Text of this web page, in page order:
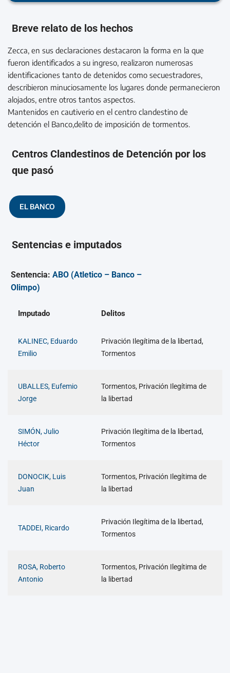
Breve relato de los hechos
Zecca, en sus declaraciones destacaron la forma en la que
fueron identificados a su ingreso, realizaron numerosas
identificaciones tanto de detenidos como secuestradores,
describieron minuciosamente los lugares donde permanecieron
alojados, entre otros tantos aspectos.
Mantenidos en cautiverio en el centro clandestino de
detención el Banco,delito de imposición de tormentos.
Centros Clandestinos de Detención por los
que pasó
EL BANCO
Sentencias e imputados
Sentencia:ABO (Atletico – Banco –
Olimpo)
Imputado Delitos
KALINEC, Eduardo
Emilio
Privación Ilegítima de la libertad,
Tormentos
UBALLES, Eufemio
Jorge
Tormentos, Privación Ilegítima de
la libertad
SIMÓN, Julio
Héctor
Privación Ilegítima de la libertad,
Tormentos
DONOCIK, Luis
Juan
Tormentos, Privación Ilegítima de
la libertad
TADDEI, Ricardo
Privación Ilegítima de la libertad,
Tormentos
ROSA, Roberto
Antonio
Tormentos, Privación Ilegítima de
la libertad